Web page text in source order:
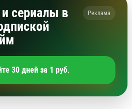
сериалы в
Реклама
30 дней за 1 руб.